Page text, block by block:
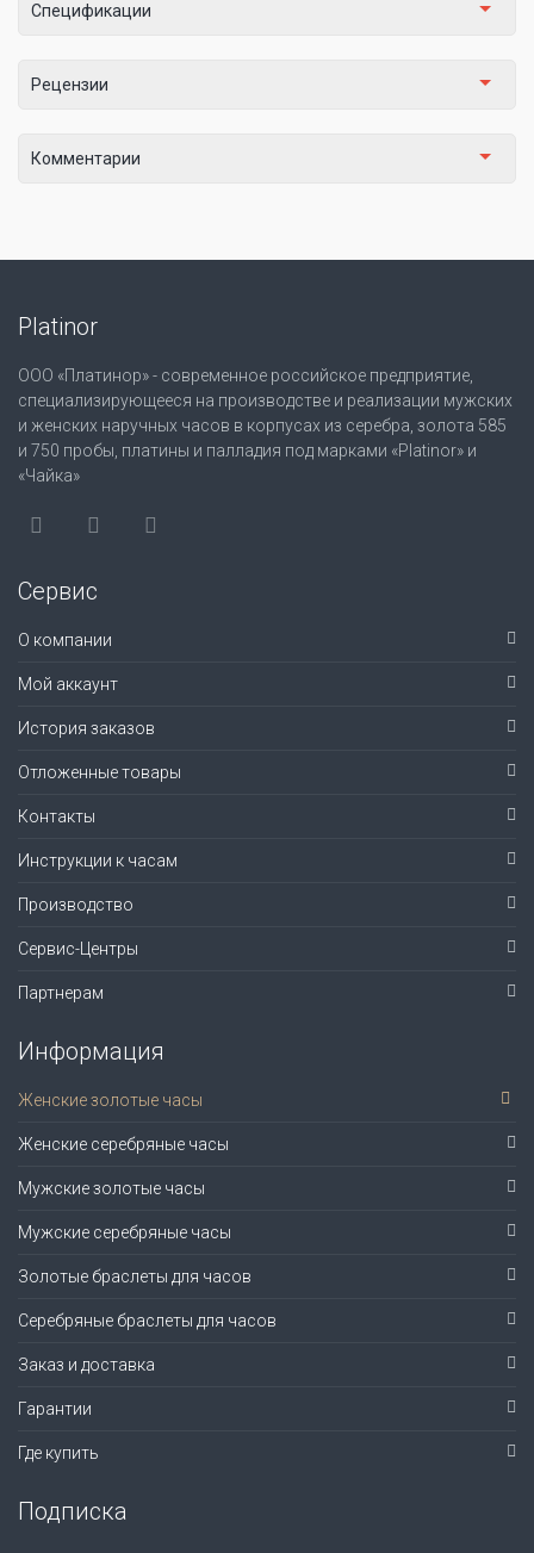
Спецификации
Рецензии
Комментарии
Platinor
ООО «Платинор» - современное российское предприятие,
специализирующееся на производстве и реализации мужских
и женских наручных часов в корпусах из серебра, золота 585
и 750 пробы, платины и палладия под марками «Platinor» и
«Чайка»
Сервис
О компании
Мой аккаунт
История заказов
Отложенные товары
Контакты
Инструкции к часам
Производство
Сервис-Центры
Партнерам
Информация
Женские золотые часы
Женские серебряные часы
Мужские золотые часы
Мужские серебряные часы
Золотые браслеты для часов
Серебряные браслеты для часов
Заказ и доставка
Гарантии
Где купить
Подписка